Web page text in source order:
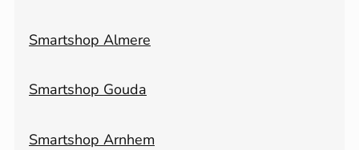
Smartshop Almere
Smartshop Gouda
Smartshop Arnhem